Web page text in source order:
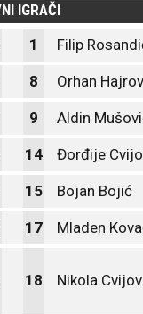
IGRAČI
1 Filip
8 Orhan
9 Aldin
14 Đorđije
15 Bojan Bojić
17 Mladen
18 Nikola